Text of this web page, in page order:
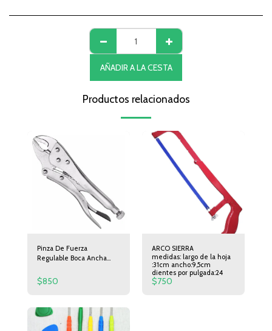
AÑADIR A LA CESTA
Productos relacionados
Pinza De Fuerza
Regulable Boca Ancha
$850
ARCO SIERRA
medidas: largo de la hoja
:31cm ancho:9,5cm
dientes por pulgada:24
$750